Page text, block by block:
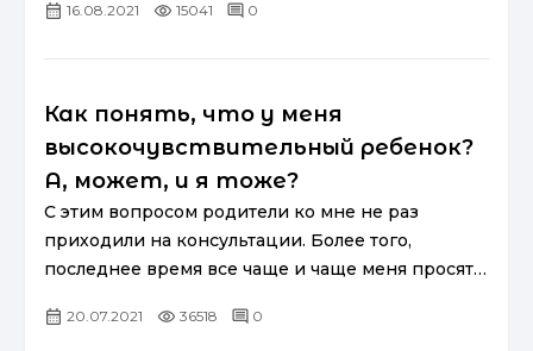
(любое другое имя)....
16.08.2021 15041 0
Как понять, что у меня
высокочувствительный ребенок?
А, может, и я тоже?
С этим вопросом родители ко мне не раз
приходили на консультации. Более того,
последнее время все чаще и чаще меня просят
20.07.2021 36518 0